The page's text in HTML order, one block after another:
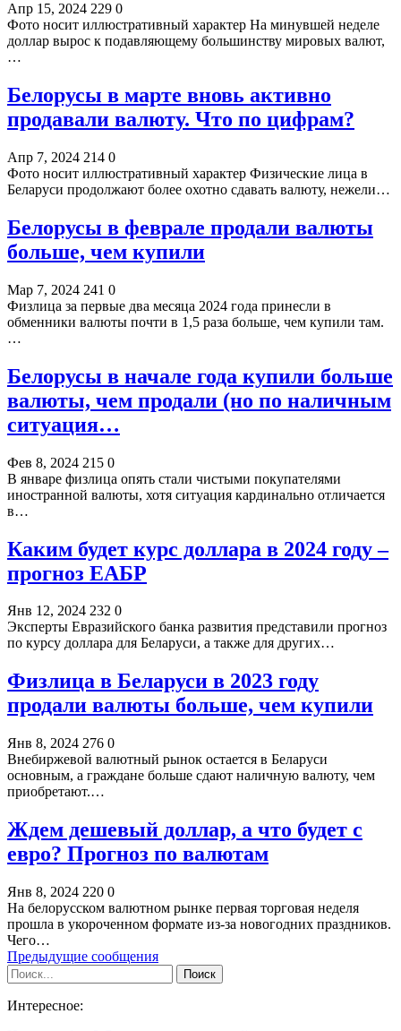
Апр 15, 2024 229 0
Фото носит иллюстративный характер На минувшей неделе
доллар вырос к подавляющему большинству мировых валют,
…
Белорусы в марте вновь активно
продавали валюту. Что по цифрам?
Апр 7, 2024 214 0
Фото носит иллюстративный характер Физические лица в
Беларуси продолжают более охотно сдавать валюту, нежели…
Белорусы в феврале продали валюты
больше, чем купили
Мар 7, 2024 241 0
Физлица за первые два месяца 2024 года принесли в
обменники валюты почти в 1,5 раза больше, чем купили там.
…
Белорусы в начале года купили больше
валюты, чем продали (но по наличным
ситуация…
Фев 8, 2024 215 0
В январе физлица опять стали чистыми покупателями
иностранной валюты, хотя ситуация кардинально отличается
в…
Каким будет курс доллара в 2024 году –
прогноз ЕАБР
Янв 12, 2024 232 0
Эксперты Евразийского банка развития представили прогноз
по курсу доллара для Беларуси, а также для других…
Физлица в Беларуси в 2023 году
продали валюты больше, чем купили
Янв 8, 2024 276 0
Внебиржевой валютный рынок остается в Беларуси
основным, а граждане больше сдают наличную валюту, чем
приобретают.…
Ждем дешевый доллар, а что будет с
евро? Прогноз по валютам
Янв 8, 2024 220 0
На белорусском валютном рынке первая торговая неделя
прошла в укороченном формате из-за новогодних праздников.
Чего…
Предыдущие сообщения
Интересное: